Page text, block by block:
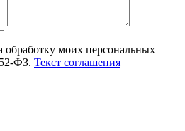
обработку моих персональных
ФЗ. Текст соглашения